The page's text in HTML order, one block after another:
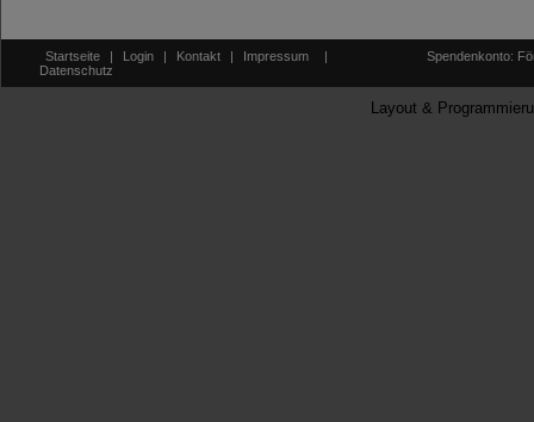
Startseite | Login | Kontakt | Impressum
|
Datenschutz
Spendenkonto:
Layout &